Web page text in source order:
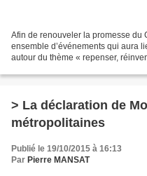
Afin de renouveler la promesse du
ensemble d’événements qui aura
autour du thème « repenser,
> La déclaration de
métropolitaines
Publié le 19/10/2015 à 16:13
Par Pierre MANSAT